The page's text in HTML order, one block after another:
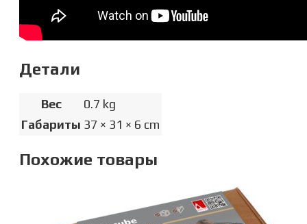
Детали
Вес
0.7 kg
Габариты 37 × 31 × 6 cm
Похожие товары